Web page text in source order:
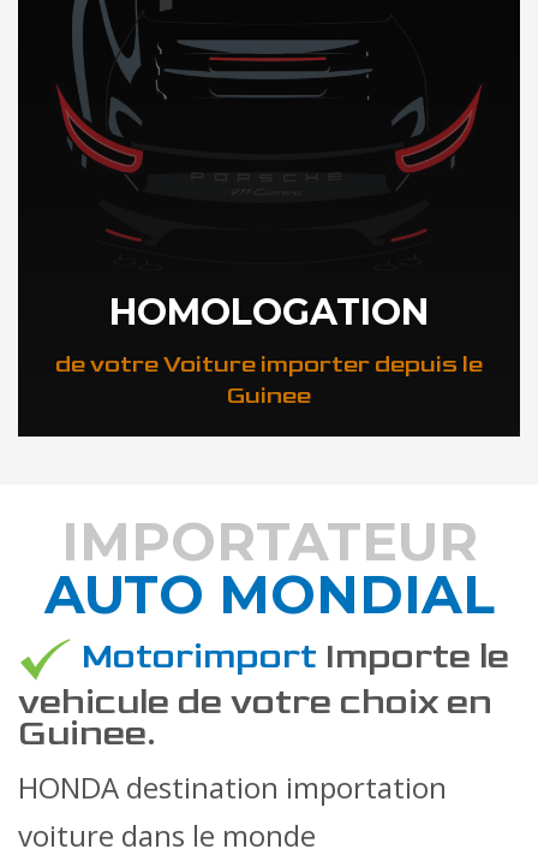
HOMOLOGATION
de votre Voiture importer depuis le
Guinee
DÉCOUVREZ COMMENT
IMPORTATEUR
AUTO MONDIAL
Motorimport Importe le
vehicule de votre choix en
Guinee.
HONDA destination importation
voiture dans le monde